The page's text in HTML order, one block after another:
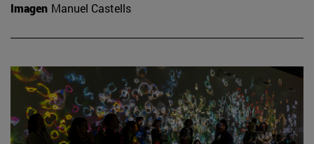
Imagen Manuel Castells